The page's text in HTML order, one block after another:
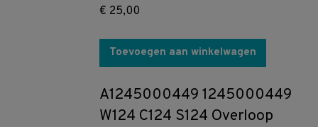
€ 25,00
Toevoegen aan winkelwagen
A1245000449 1245000449
W124 C124 S124 Overloop